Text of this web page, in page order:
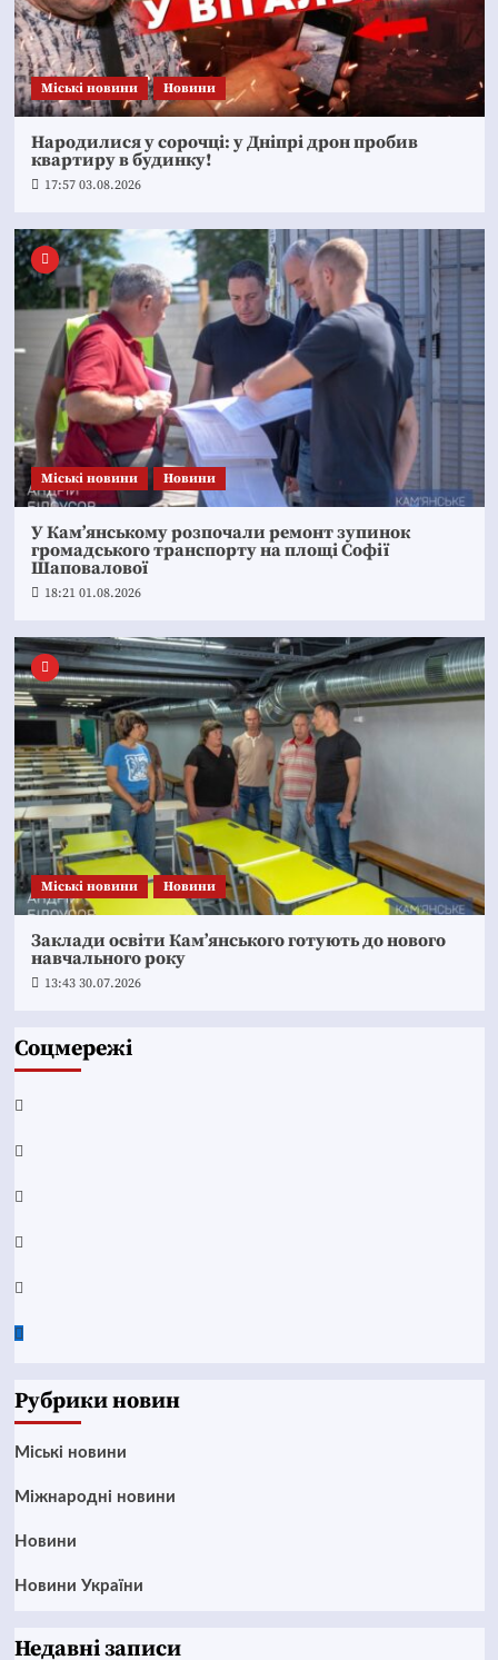
Mіські новини Новини
Народилися у сорочці: у Дніпрі дрон пробив
квартиру в будинку!
17:57 03.08.2026
Mіські новини Новини
У Кам’янському розпочали ремонт зупинок
громадського транспорту на площі Софії
Шаповалової
18:21 01.08.2026
Mіські новини Новини
Заклади освіти Кам’янського готують до нового
навчального року
13:43 30.07.2026
Соцмережі
Facebook
YouTube
Telegram
Instagram
Twitter
Google
Рубрики новин
Mіські новини
Міжнародні новини
Новини
Новини України
Недавні записи